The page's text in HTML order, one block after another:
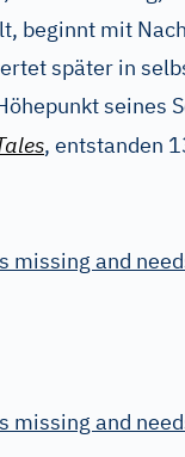
beginnt mit
später in
seines
, entstanden
missing and
missing and